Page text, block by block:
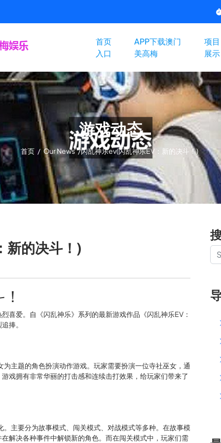
首页
入口
APP下载澳门
美高梅
项目
展示
游戏动态
首页 / Our News /闪乱神乐ev(闪乱神乐EV：新的决斗！)
新的决斗！)
喜爱。自《闪乱神乐》系列的最新游戏作品《闪乱神乐EV：
捧。
主题的角色扮演动作游戏。玩家需要扮演一位寺社巫女，通
戏拥有非常华丽的打击感和连续击打效果，给玩家们带来了
主要分为故事模式、闯关模式、对战模式等多种。在故事模
解决各种事件中解锁新的角色。而在闯关模式中，玩家们需